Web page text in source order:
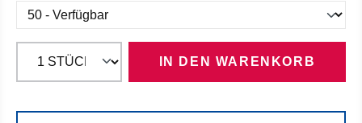
IN DEN WARENKORB